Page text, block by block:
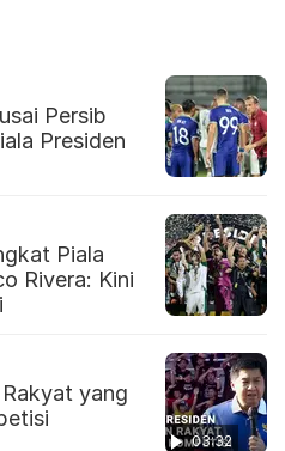
Persib
Presiden
Piala
Rivera: Kini
03:32
yang